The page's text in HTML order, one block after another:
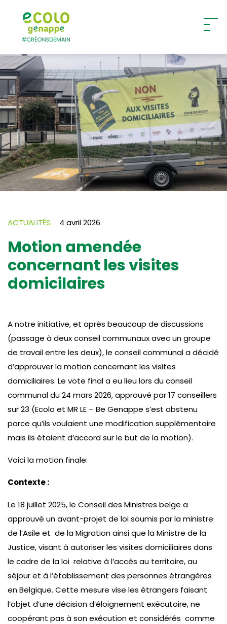
Ecolo – Genappe
ACTUALITÉS 4 avril 2026
Motion amendée
concernant les visites
domicilaires
A notre initiative, et après beaucoup de discussions
(passage à deux conseil communaux avec un groupe
de travail entre les deux), le conseil communal a décidé
d’approuver la motion concernant les visites
domiciliaires. Le vote final a eu lieu lors du conseil
communal du 24 mars 2026, approuvé par 17 conseillers
sur 23 (Ecolo et MR LE – Be Genappe s’est abstenu
parce qu’ils voulaient une modification supplémentaire
mais ils étaient d’accord sur le but de la motion).
Voici la motion finale:
Contexte :
Le 18 juillet 2025, le Conseil des Ministres belge a
approuvé un avant-projet de loi soumis par la ministre
de l’Asile et de la Migration ainsi que la Ministre de la
Justice, visant à autoriser les visites domiciliaires dans
le cadre de la loi relative à l’accès au territoire, au
séjour et à l’établissement des personnes étrangères
en Belgique. Cette mesure vise les étrangers faisant
l’objet d’une décision d’éloignement exécutoire, ne
coopérant pas à son exécution et considérés comme